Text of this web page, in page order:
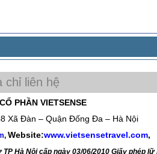
PHẦN VIETSENSE
Xã Đàn – Quận Đống Đa – Hà Nội
, Website:www.vietsensetravel.com,
Hà Nội cấp ngày 03/06/2010 Giấy phép lữ